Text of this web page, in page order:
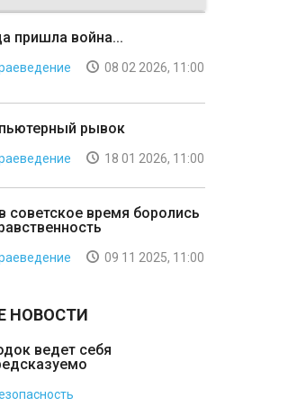
пришла война...
08 02 2026, 11:00
рывок
18 01 2026, 11:00
советское время боролись
09 11 2025, 11:00
НОВОСТИ
ведет себя